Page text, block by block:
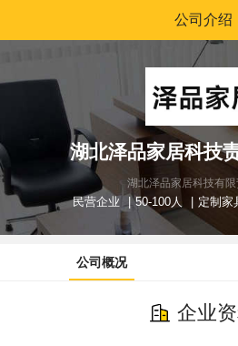
公司介绍
湖北泽品家居科技
湖北泽品家居科技有
民营企业 50-100人 定制家
公司概况
企业